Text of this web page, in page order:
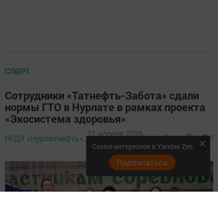
СПОРТ
Сотрудники «Татнефть-Забота» сдали
нормы ГТО в Нурлате в рамках проекта
«Экосистема здоровья»
НГДУ «Нурлатнефть», 21 апреля 2026 -
15:00
434 0 0
Самое интересное в Yandex Zen
Подписаться